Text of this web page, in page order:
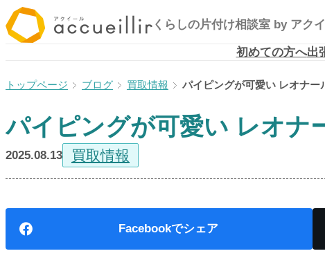
内
容
キ
プ
くらしの片付け相談室 by アク
初めての方へ出
ブログ 買取情報 パイピングが可愛い レオナー
パイピングが可愛い レオナ
2025.08.13 買取情報
Facebook